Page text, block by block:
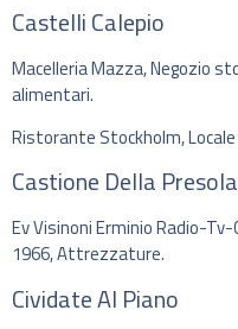
Castelli Calepio
Macelleria Mazza, Negozio
alimentari.
Ristorante Stockholm,
Castione Della
Ev Visinoni Erminio Radio-
1966, Attrezzature.
Cividate Al Piano